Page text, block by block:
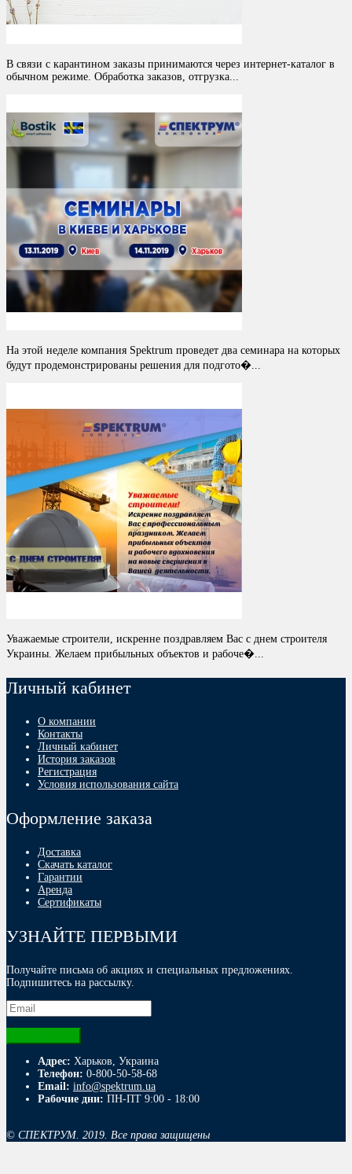
В связи с карантином заказы принимаются через интернет-каталог в
обычном режиме. Обработка заказов, отгрузка...
На этой неделе компания Spektrum проведет два семинара на которых
будут продемонстрированы решения для подгото�...
Уважаемые строители, искренне поздравляем Вас с днем строителя
Украины. Желаем прибыльных объектов и рабоче�...
Личный кабинет
О компании
Контакты
Личный кабинет
История заказов
Регистрация
Условия использования сайта
Оформление заказа
Доставка
Скачать каталог
Гарантии
Аренда
Сертификаты
УЗНАЙТЕ ПЕРВЫМИ
Получайте письма об акциях и специальных предложениях.
Подпишитесь на рассылку.
Адрес: Харьков, Украина
Телефон: 0-800-50-58-68
Email: info@spektrum.ua
Рабочие дни: ПН-ПТ 9:00 - 18:00
© СПЕКТРУМ. 2019. Все права защищены